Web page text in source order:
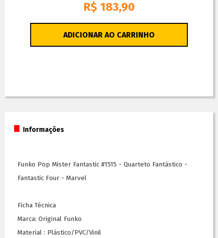
R$ 183,90
ADICIONAR AO CARRINHO
Informações
Funko Pop Mister Fantastic #1515 - Quarteto Fantástico -
Fantastic Four - Marvel
Ficha Técnica
Marca: Original Funko
Material : Plástico/PVC/Vinil